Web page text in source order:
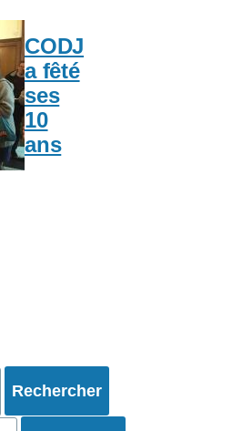
CODJ
a fêté
ses
10
ans